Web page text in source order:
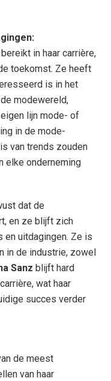
in haar carrière,
toekomst. Ze heeft
is in het
modewereld,
lijn mode- of
in de mode-
van trends zouden
elke onderneming
dat de
en ze blijft zich
en uitdagingen. Ze is
in de industrie, zowel
Sanz blijft hard
wat haar
succes verder
de meest
van haar